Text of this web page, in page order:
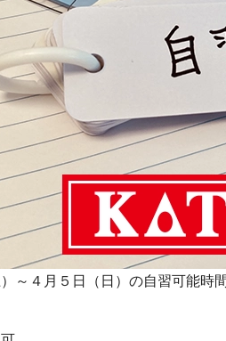
～４月５日（日）の自習可能時